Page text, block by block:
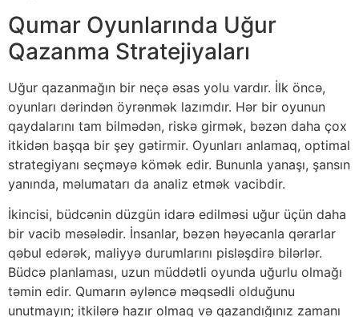
Qumar Oyunlarında Uğur
Qazanma Stratejiyaları
Uğur qazanmağın bir neçə əsas yolu vardır. İlk öncə,
oyunları dərindən öyrənmək lazımdır. Hər bir oyunun
qaydalarını tam bilmədən, riskə girmək, bəzən daha çox
itkidən başqa bir şey gətirmir. Oyunları anlamaq, optimal
strategiyanı seçməyə kömək edir. Bununla yanaşı, şansın
yanında, məlumatarı da analiz etmək vacibdir.
İkincisi, büdcənin düzgün idarə edilməsi uğur üçün daha
bir vacib məsələdir. İnsanlar, bəzən həyəcanla qərarlar
qəbul edərək, maliyyə durumlarını pisləşdirə bilərlər.
Büdcə planlaması, uzun müddətli oyunda uğurlu olmağı
təmin edir. Qumarın əyləncə məqsədli olduğunu
unutmayın; itkilərə hazır olmaq və qazandığınız zamanı